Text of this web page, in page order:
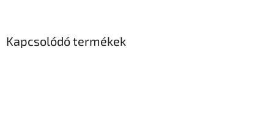
Kapcsolódó termékek